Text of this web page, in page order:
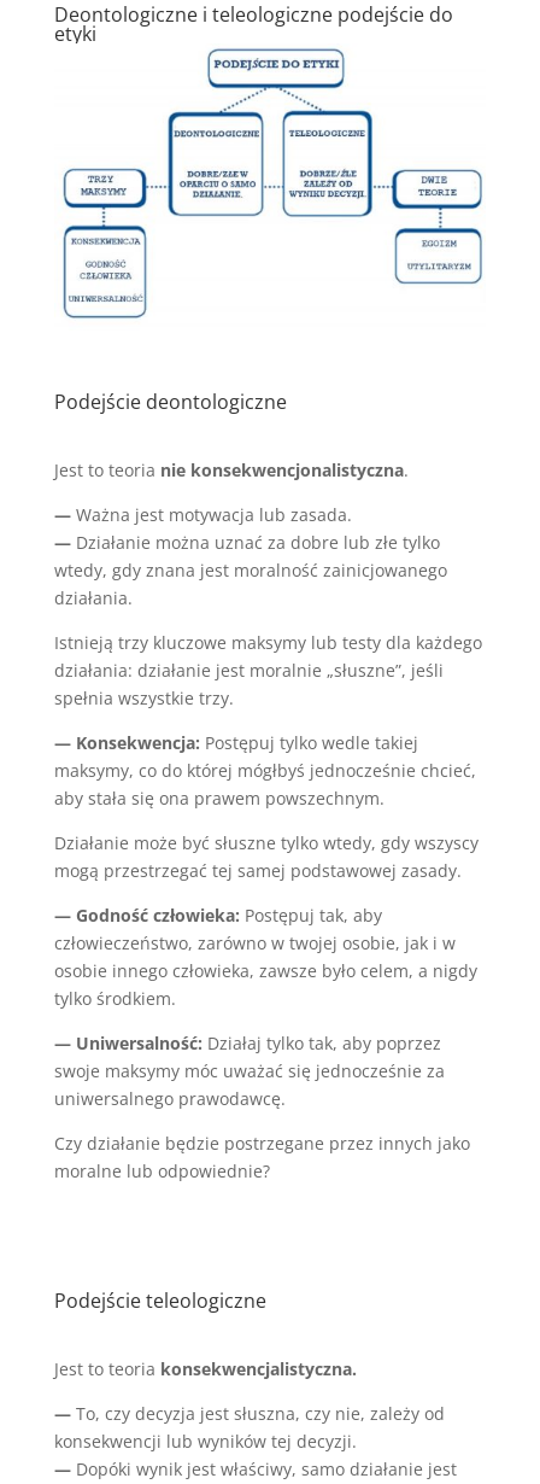
Deontologiczne i teleologiczne podejście do
etyki
Podejście deontologiczne
Jest to teoria nie konsekwencjonalistyczna.
—Ważna jest motywacja lub zasada.
—Działanie można uznać za dobre lub złe tylko
wtedy, gdy znana jest moralność zainicjowanego
działania.
Istnieją trzy kluczowe maksymy lub testy dla każdego
działania: działanie jest moralnie „słuszne”, jeśli
spełnia wszystkie trzy.
— Konsekwencja: Postępuj tylko wedle takiej
maksymy, co do której mógłbyś jednocześnie chcieć,
aby stała się ona prawem powszechnym.
Działanie może być słuszne tylko wtedy, gdy wszyscy
mogą przestrzegać tej samej podstawowej zasady.
— Godność człowieka: Postępuj tak, aby
człowieczeństwo, zarówno w twojej osobie, jak i w
osobie innego człowieka, zawsze było celem, a nigdy
tylko środkiem.
— Uniwersalność: Działaj tylko tak, aby poprzez
swoje maksymy móc uważać się jednocześnie za
uniwersalnego prawodawcę.
Czy działanie będzie postrzegane przez innych jako
moralne lub odpowiednie?
Podejście teleologiczne
Jest to teoria konsekwencjalistyczna.
—To, czy decyzja jest słuszna, czy nie, zależy od
konsekwencji lub wyników tej decyzji.
—Dopóki wynik jest właściwy, samo działanie jest